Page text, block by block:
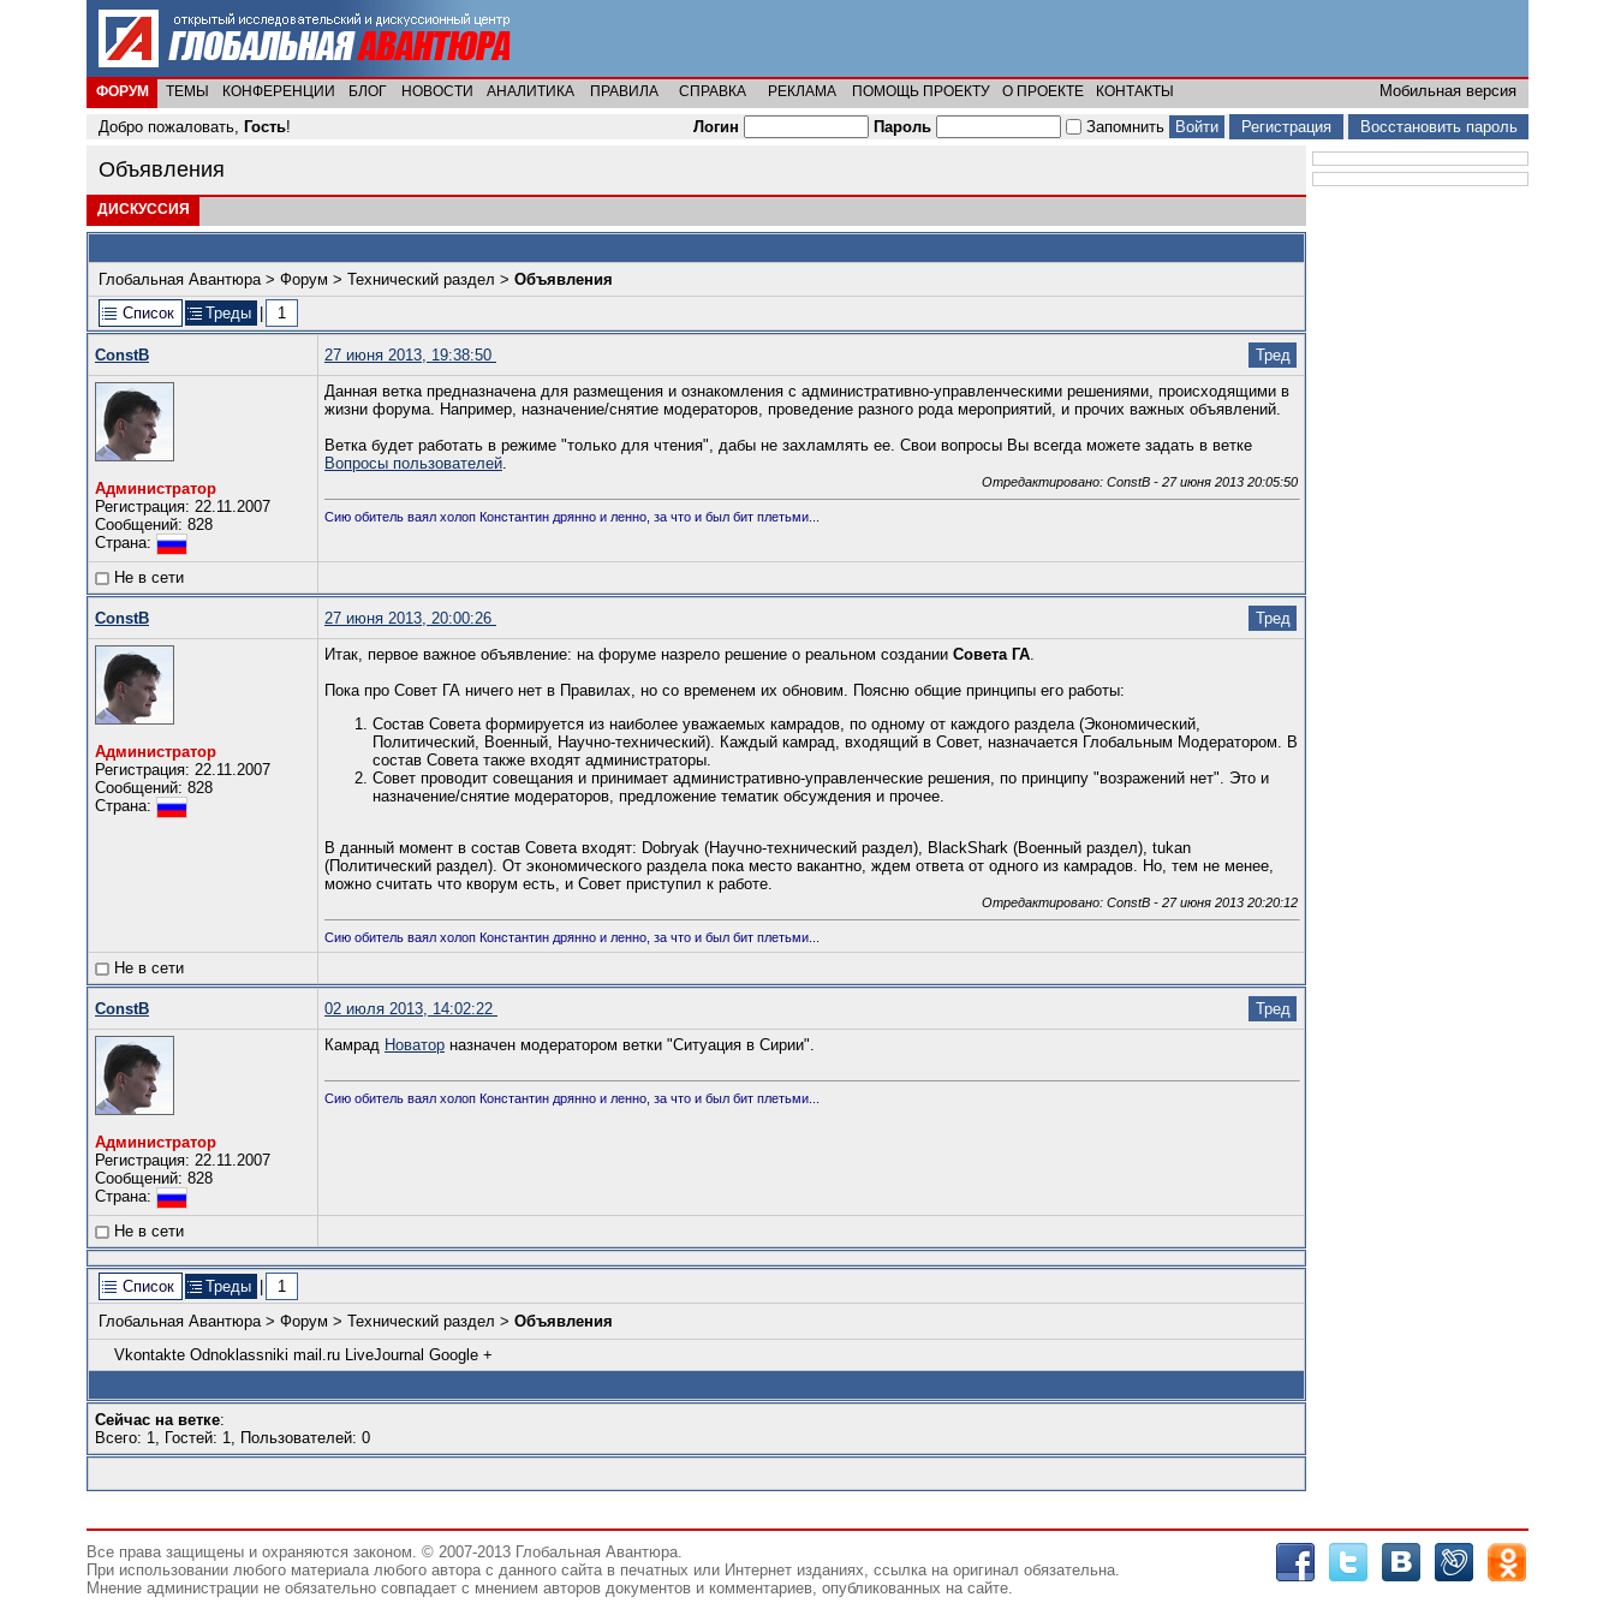
ФОРУМ ТЕМЫ КОНФЕРЕНЦИИ БЛОГ НОВОСТИ АНАЛИТИКА ПРАВИЛА СПРАВКА РЕКЛАМА ПОМОЩЬ ПРОЕКТУ О ПРОЕКТЕ КОНТАКТЫ
Мобильная версия
Добро пожаловать, Гость! Логин Пароль Запомнить Регистрация Восстановить пароль
Объявления
ДИСКУССИЯ
Глобальная Авантюра> Форум > Технический раздел > Объявления
Список
Треды 1
ConstB 27 июня 2013, 19:38:50 Тред
Администратор
Регистрация: 22.11.2007
Сообщений: 828
Страна:
Данная ветка предназначена для размещения и ознакомления с административно-управленческими решениями, происходящими в
жизни форума. Например, назначение/снятие модераторов, проведение разного рода мероприятий, и прочих важных объявлений.
Ветка будет работать в режиме "только для чтения", дабы не захламлять ее. Свои вопросы Вы всегда можете задать в ветке
Вопросы пользователей.
Отредактировано: ConstB - 27 июня 2013 20:05:50
Сию обитель ваял холоп Константин дрянно и ленно, за что и был бит плетьми...
Не в сети
ConstB 27 июня 2013, 20:00:26 Тред
Администратор
Регистрация: 22.11.2007
Сообщений: 828
Страна:
Итак, первое важное объявление: на форуме назрело решение о реальном создании Совета ГА.
Пока про Совет ГА ничего нет в Правилах, но со временем их обновим. Поясню общие принципы его работы:
Состав Совета формируется из наиболее уважаемых камрадов, по одному от каждого раздела (Экономический,
Политический, Военный, Научно-технический). Каждый камрад, входящий в Совет, назначается Глобальным Модератором. В
состав Совета также входят администраторы.
Совет проводит совещания и принимает административно-управленческие решения, по принципу "возражений нет". Это и
назначение/снятие модераторов, предложение тематик обсуждения и прочее.
В данный момент в состав Совета входят: Dobryak (Научно-технический раздел), BlackShark (Военный раздел), tukan
(Политический раздел). От экономического раздела пока место вакантно, ждем ответа от одного из камрадов. Но, тем не менее,
можно считать что кворум есть, и Совет приступил к работе.
Отредактировано: ConstB - 27 июня 2013 20:20:12
Сию обитель ваял холоп Константин дрянно и ленно, за что и был бит плетьми...
Не в сети
ConstB 02 июля 2013, 14:02:22 Тред
Администратор
Регистрация: 22.11.2007
Сообщений: 828
Страна:
Камрад Новатор назначен модератором ветки "Ситуация в Сирии".
Сию обитель ваял холоп Константин дрянно и ленно, за что и был бит плетьми...
Не в сети
Список Треды
1
Глобальная Авантюра> Форум > Технический раздел > Объявления
Vkontakte Odnoklassniki mail.ru LiveJournal Google +
Сейчас на ветке:
Всего: 1, Гостей: 1, Пользователей: 0
Все права защищены и охраняются законом. © 2007-2013 Глобальная Авантюра.
При использовании любого материала любого автора с данного сайта в печатных или Интернет изданиях, ссылка на оригинал обязательна.
Мнение администрации не обязательно совпадает с мнением авторов документов и комментариев, опубликованных на сайте.